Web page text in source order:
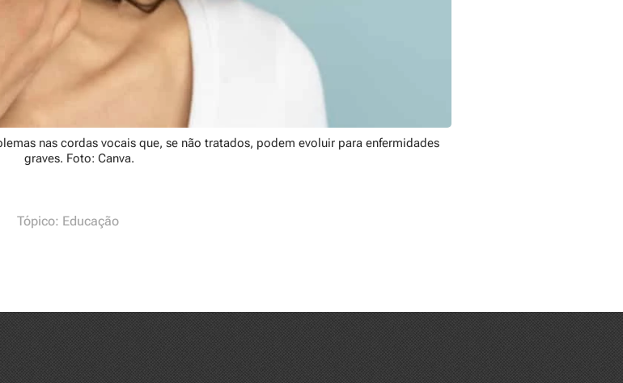
nas cordas vocais que, se não tratados, podem evoluir para enfermidades
graves. Foto: Canva.
Tópico: Educação